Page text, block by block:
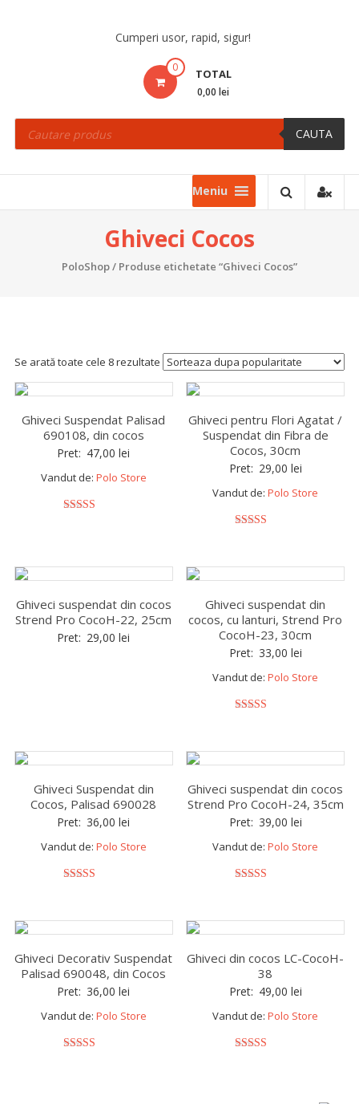
Cumperi usor, rapid, sigur!
0 TOTAL
0,00 lei
Products
search CAUTA
Meniu
Ghiveci Cocos
PoloShop/ Produse etichetate “Ghiveci Cocos”
Se arată toate cele 8 rezultate
Ghiveci Suspendat Palisad
690108, din cocos
Pret: 47,00lei
Vandut de: Polo Store
Ghiveci pentru Flori Agatat /
Suspendat din Fibra de
Cocos, 30cm
Pret: 29,00 lei
Vandut de:Polo Store
Ghiveci suspendat din cocos
Strend Pro CocoH-22, 25cm
Pret: 29,00lei
Ghiveci suspendat din
cocos, cu lanturi, Strend Pro
CocoH-23, 30cm
Pret: 33,00 lei
Vandut de:Polo Store
Ghiveci Suspendat din
Cocos, Palisad 690028
Pret: 36,00lei
Vandut de: Polo Store
Ghiveci suspendat din cocos
Strend Pro CocoH-24, 35cm
Pret: 39,00 lei
Vandut de:Polo Store
Ghiveci Decorativ Suspendat
Palisad 690048, din Cocos
Pret: 36,00lei
Vandut de: Polo Store
Ghiveci din cocos LC-CocoH-
38
Pret: 49,00 lei
Vandut de:Polo Store